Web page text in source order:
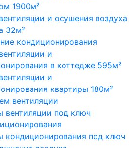
1900м²
и осушения воздуха
32м²
кондиционирования
и
в коттедже 595м²
и
квартиры 180м²
вентиляции
вентиляции под ключ
кондиционирования под ключ